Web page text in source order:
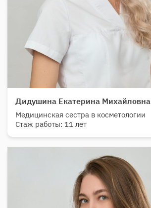
Дидушина Екатерина Михайловна
Медицинская сестра в косметологии
Стаж работы: 11 лет